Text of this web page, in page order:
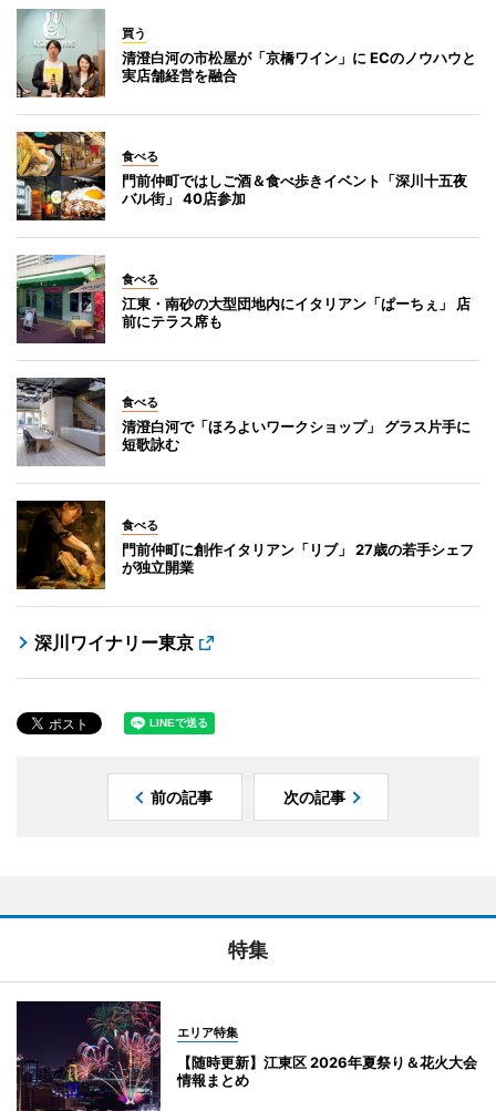
買う
清澄白河の市松屋が「京橋ワイン」に ECのノウハウと
実店舗経営を融合
食べる
門前仲町ではしご酒＆食べ歩きイベント「深川十五夜
バル街」 40店参加
食べる
江東・南砂の大型団地内にイタリアン「ぱーちぇ」 店
前にテラス席も
食べる
清澄白河で「ほろよいワークショップ」 グラス片手に
短歌詠む
食べる
門前仲町に創作イタリアン「リブ」 27歳の若手シェフ
が独立開業
深川ワイナリー東京
前の記事 次の記事
特集
エリア特集
【随時更新】江東区 2026年夏祭り＆花火大会
情報まとめ